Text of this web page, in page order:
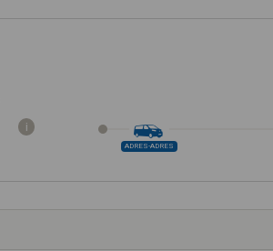
ADRES-ADRES